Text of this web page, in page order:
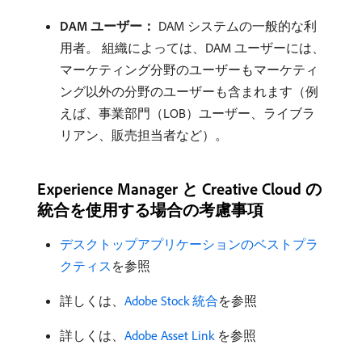
DAM ユーザー： DAM システムの一般的な利
用者。 組織によっては、DAM ユーザーには、
マーケティング分野のユーザーもマーケティ
ング以外の分野のユーザーも含まれます（例
えば、事業部門（LOB）ユーザー、ライブラ
リアン、販売担当者など）。
Experience Manager と Creative Cloud の
統合を使用する場合の考慮事項
デスクトップアプリケーションのベストプラ
クティス を参照
詳しくは、 Adobe Stock 統合を参照
詳しくは、 Adobe Asset Link を参照